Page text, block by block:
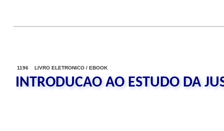
1196 LIVRO ELETRONICO / EBOOK
INTRODUCAO AO ESTUDO DA